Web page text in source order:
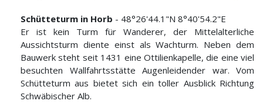
Schütteturm in Horb - 48°26'44.1"N 8°40'54.2"E
Er ist kein Turm für Wanderer, der Mittelalterliche
Aussichtsturm diente einst als Wachturm. Neben dem
Bauwerk steht seit 1431 eine Ottilienkapelle, die eine viel
besuchten Wallfahrtsstätte Augenleidender war. Vom
Schütteturm aus bietet sich ein toller Ausblick Richtung
Schwäbischer Alb.